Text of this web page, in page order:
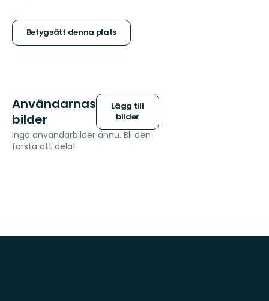
stjärnor
Betygsätt denna plats
Användarnas
bilder
Lägg till
bilder
Inga användarbilder ännu. Bli den
första att dela!